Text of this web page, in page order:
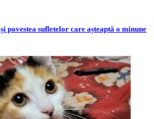
povestea sufletelor care așteaptă o minune